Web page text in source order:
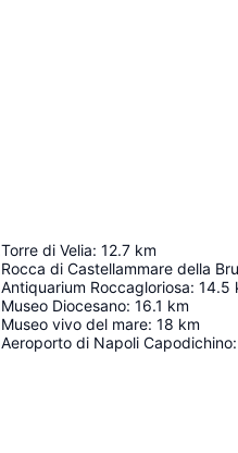
Torre di Velia: 12.7 km
Rocca di Castellammare della
Antiquarium Roccagloriosa: 14.5
Museo Diocesano: 16.1 km
Museo vivo del mare: 18 km
Aeroporto di Napoli Capodichino: